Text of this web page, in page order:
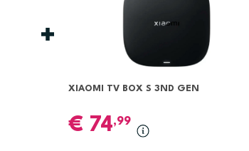
XIAOMI TV BOX S 3ND GEN
€ 74,99